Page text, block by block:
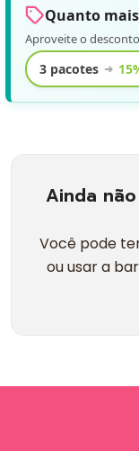
Quanto
Aproveite o
3 pacotes ➜
Ainda
Você pode
ou usar a